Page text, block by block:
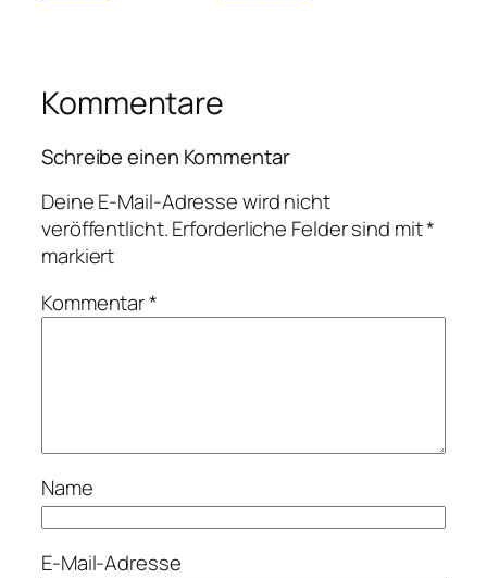
Kommentare
Schreibe einen Kommentar
Deine E-Mail-Adresse wird nicht
veröffentlicht.Erforderliche Felder sind mit*
markiert
Kommentar*
Name
E-Mail-Adresse